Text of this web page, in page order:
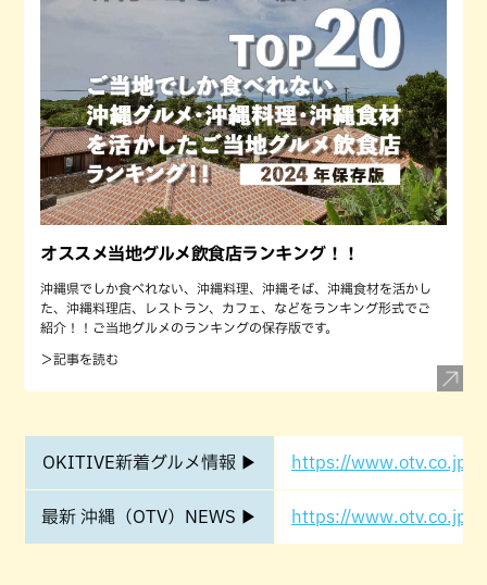
オススメ当地グルメ飲食店ランキング！！
沖縄県でしか食べれない、沖縄料理、沖縄そば、沖縄食材を活かし
た、沖縄料理店、レストラン、カフェ、などをランキング形式でご
紹介！！ご当地グルメのランキングの保存版です。
＞記事を読む
OKITIVE新着グルメ情報 ▶ https://www.otv.co.jp/
最新 沖縄（OTV）NEWS ▶ https://www.otv.co.jp/